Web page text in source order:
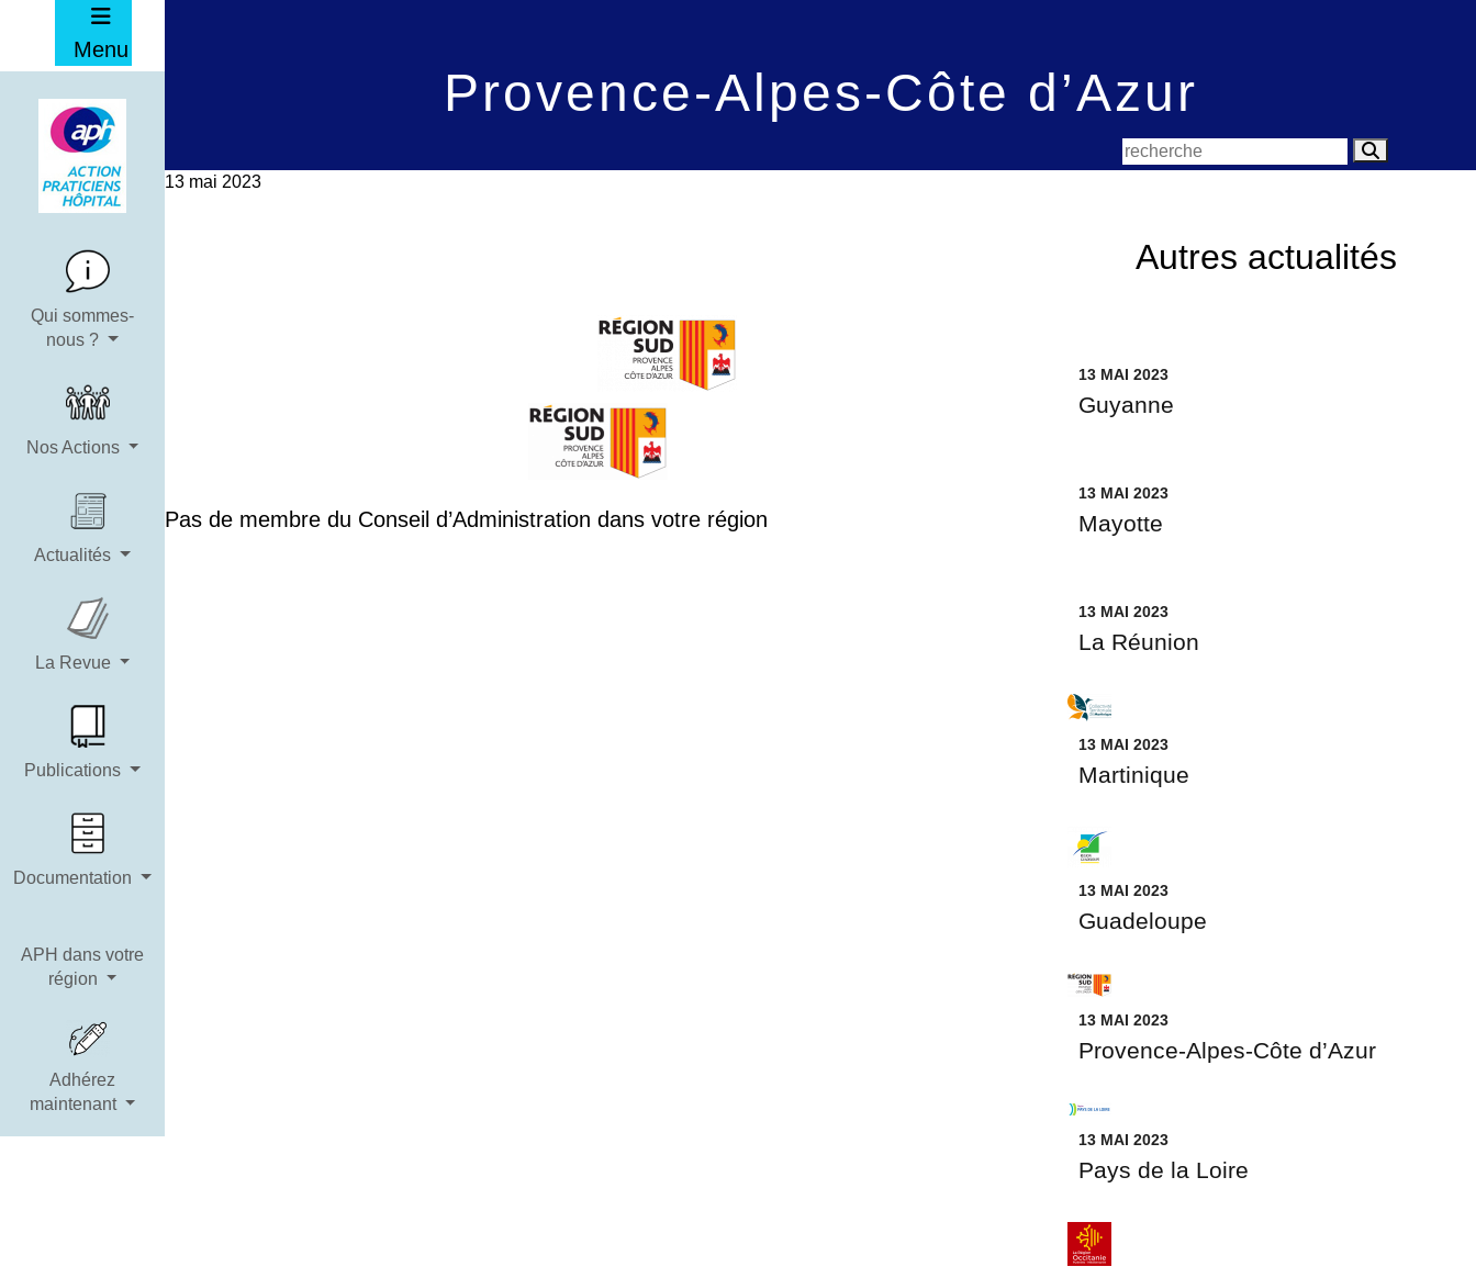
Menu
Qui sommes-
nous ?
Nos Actions
Actualités
La Revue
Publications
Documentation
APH dans votre
région
Adhérez
maintenant
Provence-Alpes-Côte d’Azur
13 mai 2023
Pas de membre du Conseil d’Administration dans votre région
Autres actualités
13 MAI 2023
Guyanne
13 MAI 2023
Mayotte
13 MAI 2023
La Réunion
13 MAI 2023
Martinique
13 MAI 2023
Guadeloupe
13 MAI 2023
Provence-Alpes-Côte d’Azur
13 MAI 2023
Pays de la Loire